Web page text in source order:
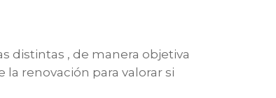
distintas , de manera objetiva
renovación para valorar si